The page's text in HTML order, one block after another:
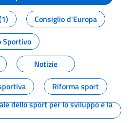
Consiglio d'Europa
Sportivo
Notizie
Riforma sport
dello sport per lo sviluppo e la